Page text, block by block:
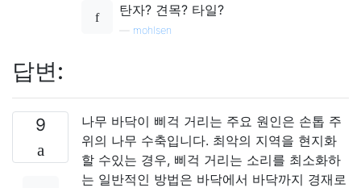
탄자? 견목? 타일?
mohlsen
답변:
9
나무 바닥이 삐걱 거리는 주요 원인은 손톱 주
위의 나무 수축입니다. 최악의 지역을 현지화
할 수있는 경우, 삐걱 거리는 소리를 최소화하
는 일반적인 방법은 바닥에서 바닥까지 경재로